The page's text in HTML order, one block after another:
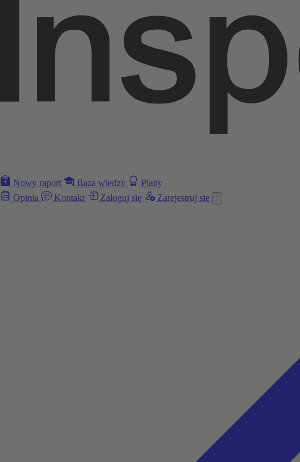
Nowy raport Baza wiedzy
Plany
Opinia
Kontakt Zaloguj się Zarejestruj się